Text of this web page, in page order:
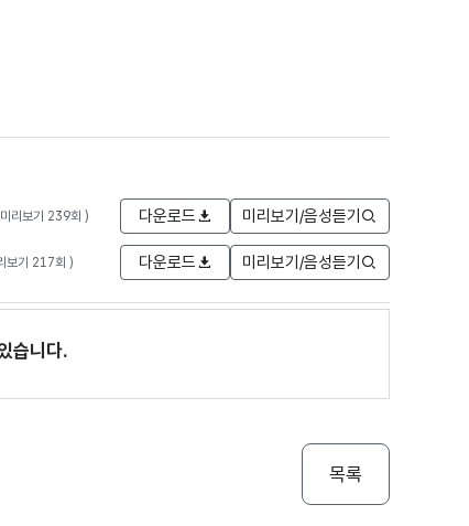
리보기 239회 ) 다운로드 미리보기/음성듣기
보기 217회 ) 다운로드 미리보기/음성듣기
습니다.
목록